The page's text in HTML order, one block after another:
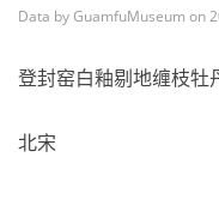
Data by GuamfuMuseum on
登封窑白釉剔地缠枝牡
北宋